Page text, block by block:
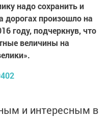
надо сохранить и
дорогах произошло на
году, подчеркнув, что
величины на
и интересным в